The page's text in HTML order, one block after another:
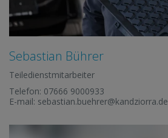
Sebastian Bührer
Teiledienstmitarbeiter
Telefon: 07666 9000933
E-mail: sebastian.buehrer@kandziorra.de